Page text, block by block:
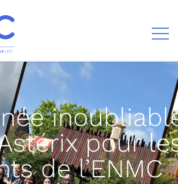
métiers de la comptabilité
pour
de l’ENMC